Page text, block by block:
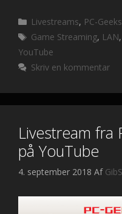
e
b
o
o
k
itt
er
d
di l
Kategorier
Livestreams, PC-
Tags
Game Streaming, LAN,
YouTube
Skriv en kommentar
Livestream fra
på YouTube
4. september 2018 Af